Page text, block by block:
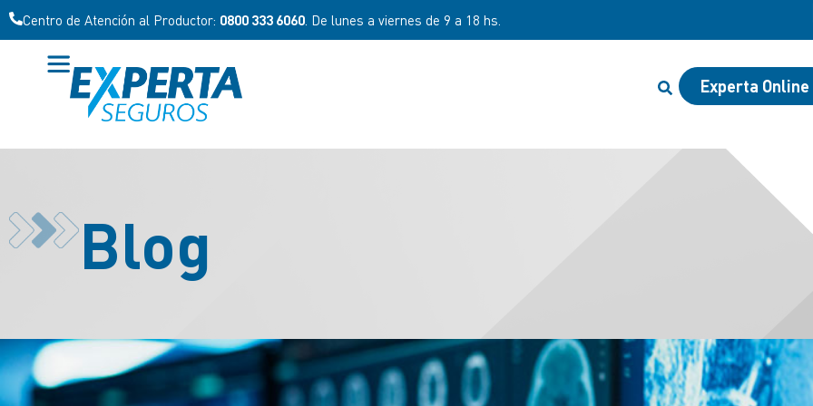
Centro de Atención al Productor: 0800 333 6060 . De lunes a viernes de 9 a 18 hs.
Experta Online
Blog